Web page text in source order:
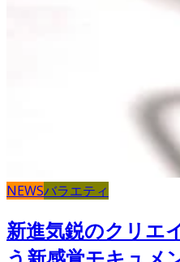
NEWSバラエティ
新進気鋭のクリエ